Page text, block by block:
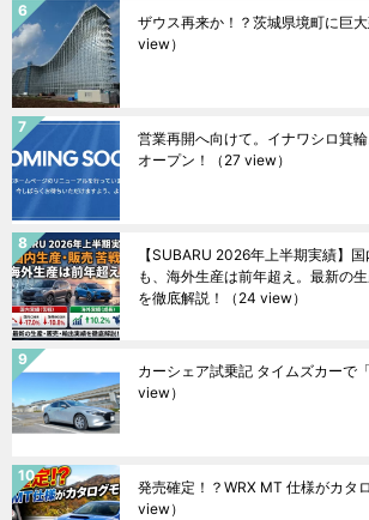
ザウス再来か！？茨城県境町に巨大
view）
営業再開へ向けて。イナワシロ箕
オープン！
（27 view）
【SUBARU 2026年上半期実績】
も、海外生産は前年超え。最新の
を徹底解説！
（24 view）
カーシェア試乗記 タイムズカーで
view）
発売確定！？WRX MT 仕様がカタ
view）